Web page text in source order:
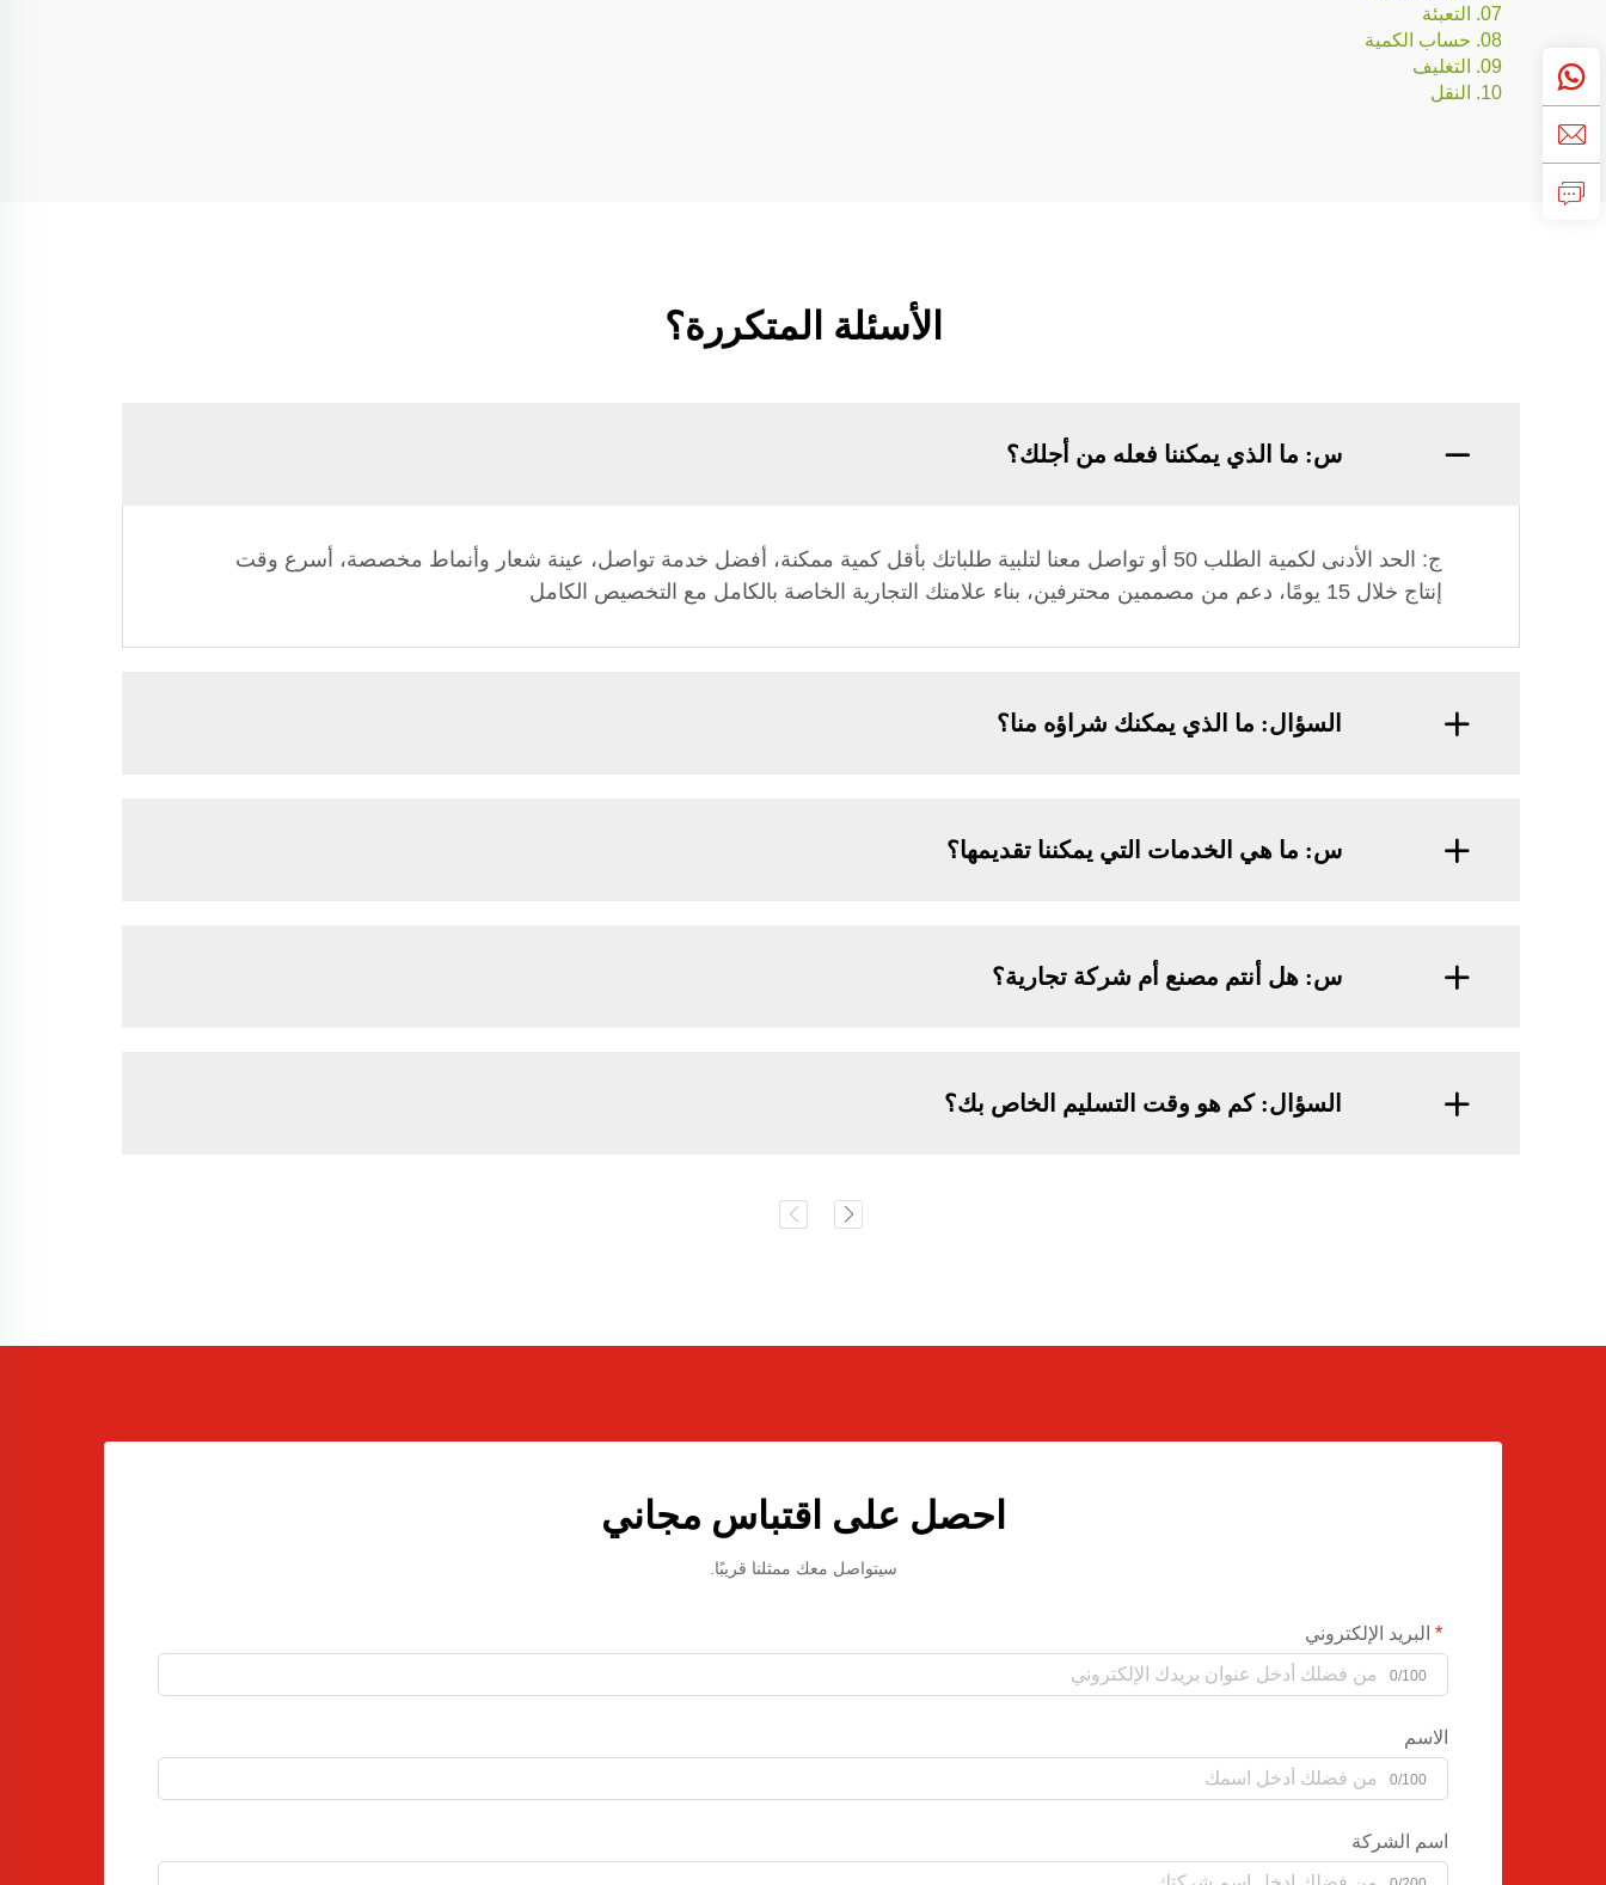
07. التعبئة
08. حساب الكمية
09. التغليف
10. النقل
الأسئلة المتكررة؟
س: ما الذي يمكننا فعله من أجلك؟
ج: الحد الأدنى لكمية الطلب 50 أو تواصل معنا لتلبية طلباتك بأقل كمية ممكنة، أفضل خدمة تواصل، عينة شعار وأنماط مخصصة، أسرع وقت
إنتاج خلال 15 يومًا، دعم من مصممين محترفين، بناء علامتك التجارية الخاصة بالكامل مع التخصيص الكامل
السؤال: ما الذي يمكنك شراؤه منا؟
س: ما هي الخدمات التي يمكننا تقديمها؟
س: هل أنتم مصنع أم شركة تجارية؟
السؤال: كم هو وقت التسليم الخاص بك؟
احصل على اقتباس مجاني
سيتواصل معك ممثلنا قريبًا.
البريد الإلكتروني
0/100
الاسم
0/100
اسم الشركة